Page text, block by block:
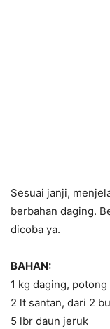
Sesuai janji,
berbahan daging.
dicoba ya.
BAHAN:
1 kg daging, potong
2 lt santan, dari 2
5 lbr daun jeruk